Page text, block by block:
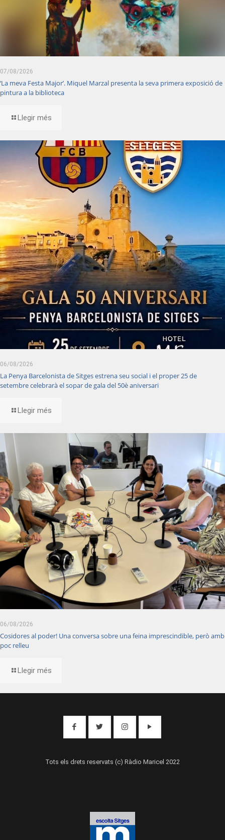
07/08/2026
‘La meva Festa Major’. Miquel Marzal presenta la seva primera exposició de
pintura a la biblioteca
Llegir més
06/08/2026
La Penya Barcelonista de Sitges estrena seu social i el proper 25 de
setembre celebrarà el sopar de gala del 50è aniversari
Llegir més
06/08/2026
Cosidores al poder! Una conversa sobre una feina imprescindible, però amb
poc relleu
Llegir més
Tots els drets reservats (c) Ràdio Maricel 2022